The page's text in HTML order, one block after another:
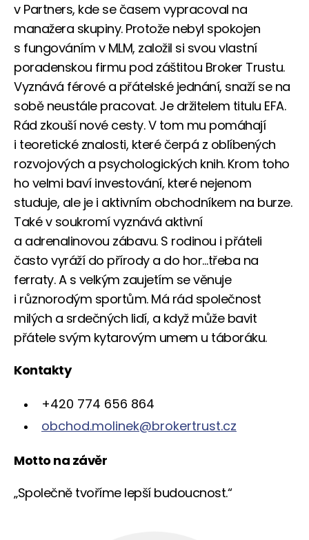
v Partners, kde se časem vypracoval na
manažera skupiny. Protože nebyl spokojen
s fungováním v MLM, založil si svou vlastní
poradenskou firmu pod záštitou Broker Trustu.
Vyznává férové a přátelské jednání, snaží se na
sobě neustále pracovat. Je držitelem titulu EFA.
Rád zkouší nové cesty. V tom mu pomáhají
i teoretické znalosti, které čerpá z oblíbených
rozvojových a psychologických knih. Krom toho
ho velmi baví investování, které nejenom
studuje, ale je i aktivním obchodníkem na burze.
Také v soukromí vyznává aktivní
a adrenalinovou zábavu. S rodinou i přáteli
často vyráží do přírody a do hor…třeba na
ferraty. A s velkým zaujetím se věnuje
i různorodým sportům. Má rád společnost
milých a srdečných lidí, a když může bavit
přátele svým kytarovým umem u táboráku.
Kontakty
+420 774 656 864
obchod.molinek@brokertrust.cz
Motto na závěr
„Společně tvoříme lepší budoucnost.“